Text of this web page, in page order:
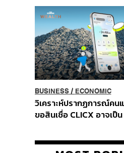
Order
BUSINESS/ ECONOMIC
วิเคราะห์ปรากฏการณ์คน
ขอสินเชื่อ CLICX อาจเป็น
ปัญหาหนี้ครัวเรือนไทยที่